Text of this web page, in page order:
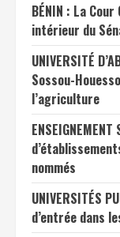
BÉNIN : La
intérieur du
UNIVERSITÉ
Sossou-
l’agriculture
nommés
UNIVERSITÉS
d’entrée dans